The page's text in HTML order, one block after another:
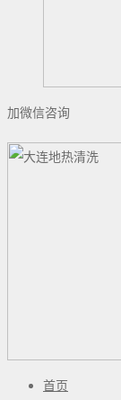
加微信咨询
首页